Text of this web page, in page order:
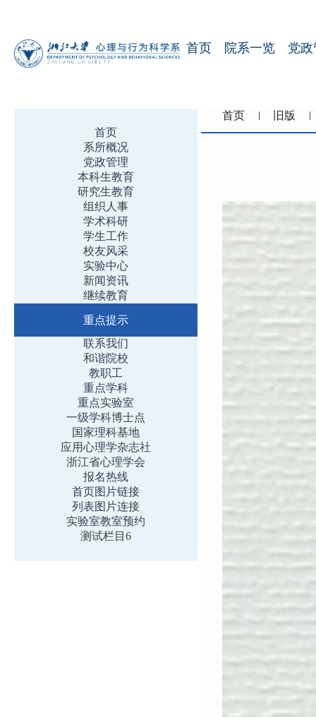
首页 院系一览 党
首页
系所概况
党政管理
本科生教育
研究生教育
组织人事
学术科研
学生工作
校友风采
实验中心
新闻资讯
继续教育
重点提示
联系我们
和谐院校
教职工
重点学科
重点实验室
一级学科博士点
国家理科基地
应用心理学杂志社
浙江省心理学会
报名热线
首页图片链接
列表图片连接
实验室教室预约
测试栏目6
首页 旧版